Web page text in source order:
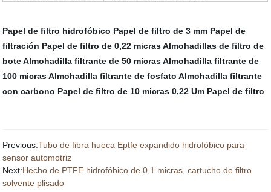
Papel de filtro hidrofóbico Papel de filtro de 3 mm Papel de
filtración Papel de filtro de 0,22 micras Almohadillas de filtro de
bote Almohadilla filtrante de 50 micras Almohadilla filtrante de
100 micras Almohadilla filtrante de fosfato Almohadilla filtrante
con carbono Papel de filtro de 10 micras 0,22 Um Papel de filtro
Previous:Tubo de fibra hueca Eptfe expandido hidrofóbico para
sensor automotriz
Next:Hecho de PTFE hidrofóbico de 0,1 micras, cartucho de filtro
solvente plisado